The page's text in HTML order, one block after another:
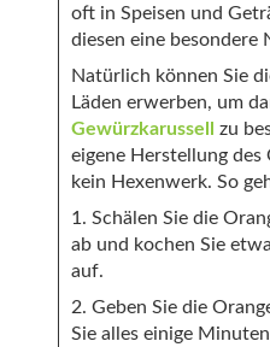
oft in Speisen und
diesen eine besondere
Natürlich können Sie
Läden erwerben, um
Gewürzkarussell
zu
eigene Herstellung des
kein Hexenwerk. So
1. Schälen Sie die
ab und kochen Sie
auf.
2. Geben Sie die
Sie alles einige